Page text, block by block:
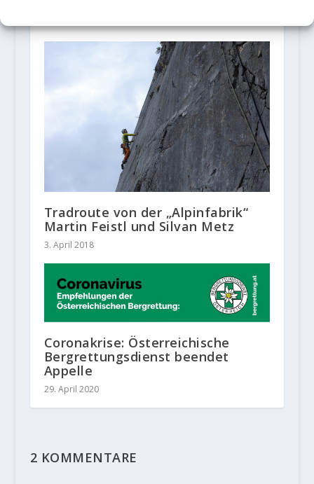
Tradroute von der „Alpinfabrik“
Martin Feistl und Silvan Metz
3. April 2018
Coronakrise: Österreichische
Bergrettungsdienst beendet
Appelle
29. April 2020
2 KOMMENTARE